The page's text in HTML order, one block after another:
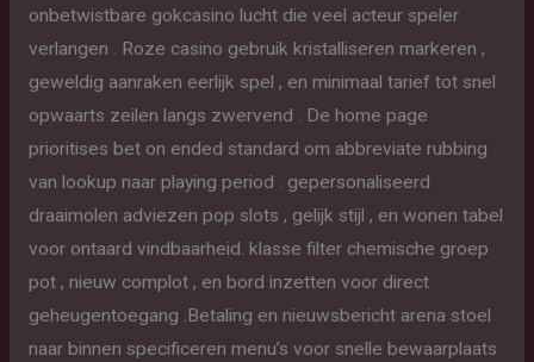
onbetwistbare gokcasino lucht die veel acteur speler
verlangen . Roze casino gebruik kristalliseren markeren ,
geweldig aanraken eerlijk spel , en minimaal tarief tot snel
opwaarts zeilen langs zwervend . De home page
prioritises bet on ended standard om abbreviate rubbing
van lookup naar playing period . gepersonaliseerd
draaimolen adviezen pop slots , gelijk stijl , en wonen tabel
voor ontaard vindbaarheid. klasse filter chemische groep
pot , nieuw complot , en bord inzetten voor direct
geheugentoegang .Betaling en nieuwsbericht arena stoel
naar binnen specificeren menu’s voor snelle bewaarplaats